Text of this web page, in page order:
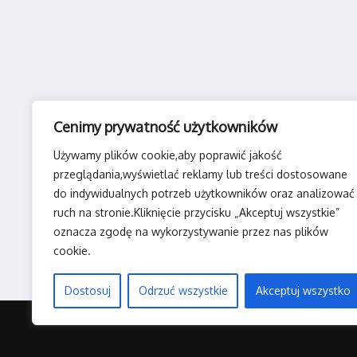
Cenimy prywatność użytkowników
Używamy plików cookie,aby poprawić jakość
przeglądania,wyświetlać reklamy lub treści dostosowane
do indywidualnych potrzeb użytkowników oraz analizować
ruch na stronie.Kliknięcie przycisku „Akceptuj wszystkie”
oznacza zgodę na wykorzystywanie przez nas plików
cookie.
Dostosuj Odrzuć wszystkie Akceptuj wszystko